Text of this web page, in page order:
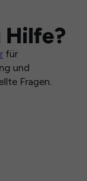
Hilfe?
für
und
Fragen.